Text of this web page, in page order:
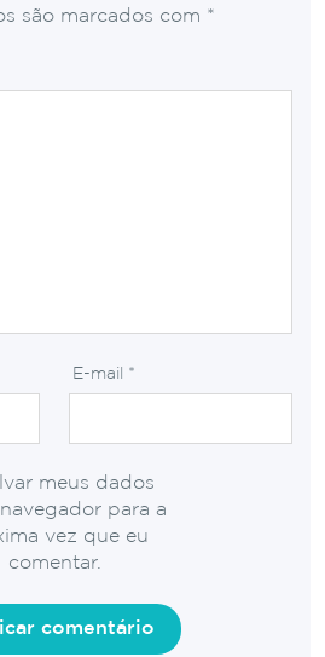
são marcados com *
E-mail *
meus dados
para a
vez que eu
comentar.